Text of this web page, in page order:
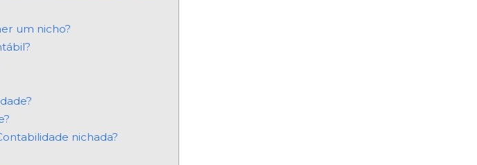
um nicho?
nichada?